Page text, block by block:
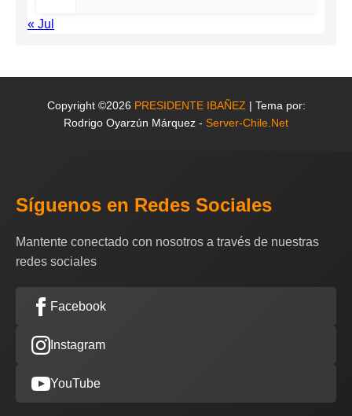
« Jul
Copyright ©2026 PRESIDENTE IBAÑEZ | Tema por:
Rodrigo Oyarzún Márquez - Server-Chile.Net
Síguenos en Redes Sociales
Mantente conectado con nosotros a través de nuestras
redes sociales
Facebook
Instagram
YouTube